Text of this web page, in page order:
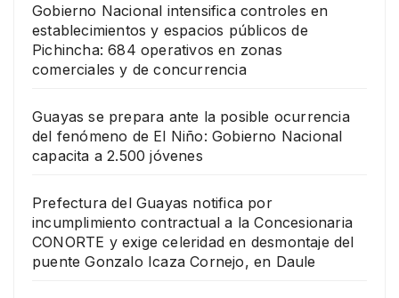
Gobierno Nacional intensifica controles en
establecimientos y espacios públicos de
Pichincha: 684 operativos en zonas
comerciales y de concurrencia
Guayas se prepara ante la posible ocurrencia
del fenómeno de El Niño: Gobierno Nacional
capacita a 2.500 jóvenes
Prefectura del Guayas notifica por
incumplimiento contractual a la Concesionaria
CONORTE y exige celeridad en desmontaje del
puente Gonzalo Icaza Cornejo, en Daule